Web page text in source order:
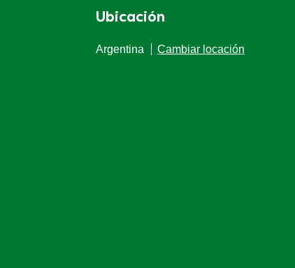
Ubicación
Argentina Cambiar locación